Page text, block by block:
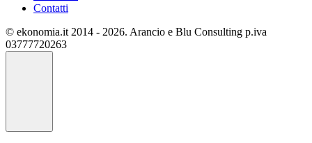
Contatti
© ekonomia.it 2014 - 2026. Arancio e Blu Consulting p.iva
03777720263